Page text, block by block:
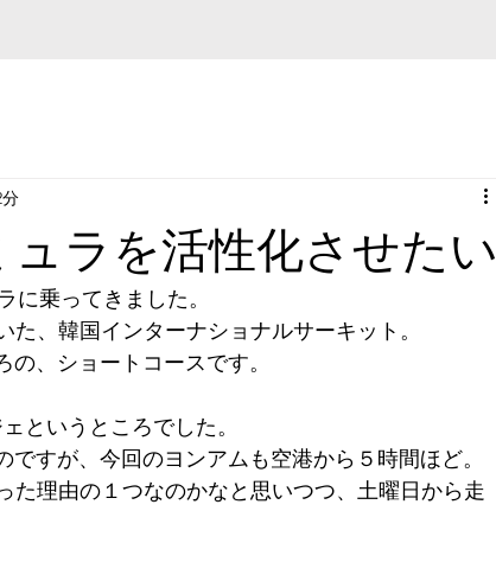
ラを活性化させたい
に乗ってきました。
、韓国インターナショナルサーキット。
、ショートコースです。
というところでした。
すが、今回のヨンアムも空港から５時間ほど。
た理由の１つなのかなと思いつつ、土曜日から走